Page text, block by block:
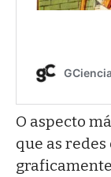
O aspecto
que as